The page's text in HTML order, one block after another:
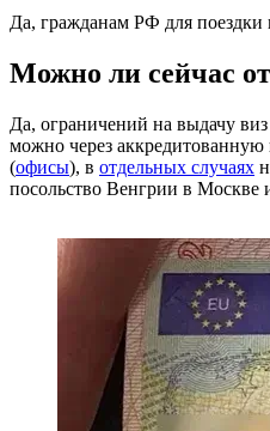
Да, гражданам РФ для поездки
Можно ли сейчас
Да, ограничений на выдачу
можно через
(офисы), в отдельных случаях
посольство Венгрии в Москве